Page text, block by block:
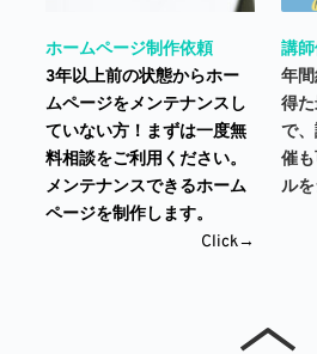
ホームページ制作依頼
3年以上前の状態からホー
ムページをメンテナンスし
ていない方！まずは一度無
料相談をご利用ください。
メンテナンスできるホーム
ページを制作します。
Click→
講
年
得
で
催
ル